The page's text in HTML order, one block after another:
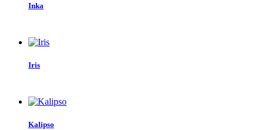
Inka
Iris
Kalipso